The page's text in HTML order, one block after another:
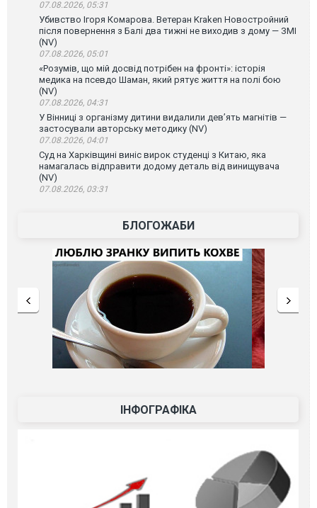
07.08.2026, 05:31
Убивство Ігоря Комарова. Ветеран Kraken Новостройний
після повернення з Балі два тижні не виходив з дому — ЗМІ
(NV)
07.08.2026, 05:01
«Розумів, що мій досвід потрібен на фронті»: історія
медика на псевдо Шаман, який рятує життя на полі бою
(NV)
07.08.2026, 04:31
У Вінниці з організму дитини видалили дев’ять магнітів —
застосували авторську методику (NV)
07.08.2026, 04:01
Суд на Харківщині виніс вирок студенці з Китаю, яка
намагалась відправити додому деталь від винищувача
(NV)
07.08.2026, 03:31
БЛОГОЖАБИ
ІНФОГРАФІКА